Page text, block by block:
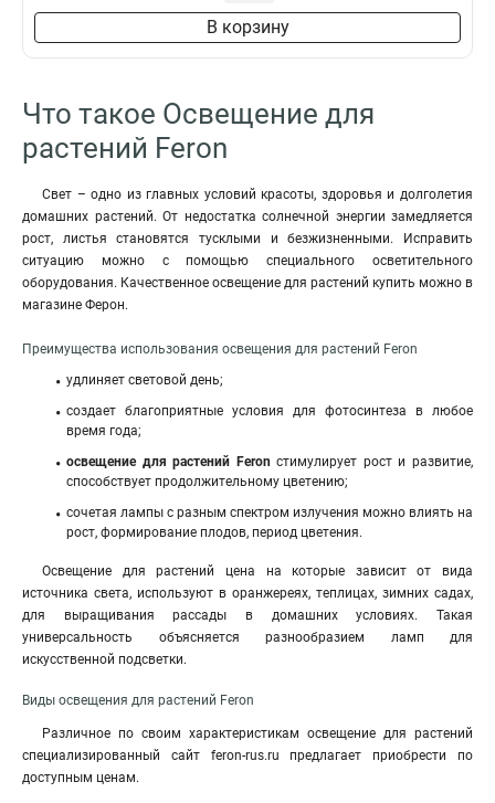
В корзину
Что такое Освещение для
растений Feron
Свет – одно из главных условий красоты, здоровья и долголетия
домашних растений. От недостатка солнечной энергии замедляется
рост, листья становятся тусклыми и безжизненными. Исправить
ситуацию можно с помощью специального осветительного
оборудования. Качественное освещение для растений купить можно в
магазине Ферон.
Преимущества использования освещения для растений Feron
удлиняет световой день;
создает благоприятные условия для фотосинтеза в любое
время года;
освещение для растений Feron стимулирует рост и развитие,
способствует продолжительному цветению;
сочетая лампы с разным спектром излучения можно влиять на
рост, формирование плодов, период цветения.
Освещение для растений цена на которые зависит от вида
источника света, используют в оранжереях, теплицах, зимних садах,
для выращивания рассады в домашних условиях. Такая
универсальность объясняется разнообразием ламп для
искусственной подсветки.
Виды освещения для растений Feron
Различное по своим характеристикам освещение для растений
специализированный сайт feron-rus.ru предлагает приобрести по
доступным ценам.